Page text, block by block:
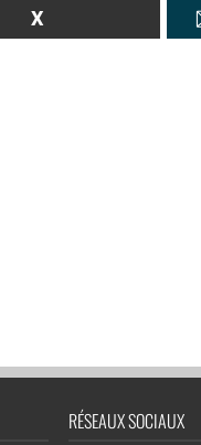
X
RÉSEAUX SOCIAUX